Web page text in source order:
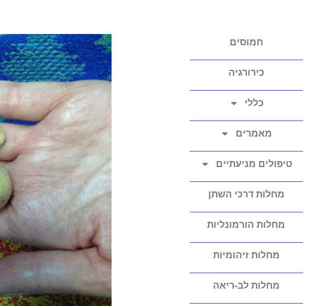
חמוסים
כירורגיה
כללי
מאמרים
טיפולים מניעתיים
מחלות דרכי השתן
מחלות הורמונליות
מחלות זיהומיות
מחלות לב-ריאה